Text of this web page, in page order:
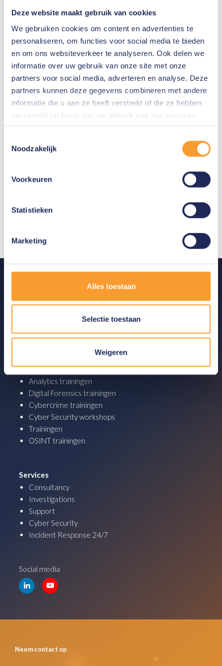
Deze website maakt gebruik van cookies
We gebruiken cookies om content en advertenties te
personaliseren, om functies voor social media te bieden
en om ons websiteverkeer te analyseren. Ook delen we
informatie over uw gebruik van onze site met onze
partners voor social media, adverteren en analyse. Deze
partners kunnen deze gegevens combineren met andere
informatie die u aan ze heeft verstrekt of die ze hebben
verzameld op basis van uw gebruik van hun services.
Noodzakelijk
Voorkeuren
Statistieken
Marketing
Alles toestaan
Selectie toestaan
Weigeren
worden ingezet komen van leveranciers met
jarenlange ervaring en bewezen succes,
waaronderOpenText(Encase)
Neemcontact
op om meer te weten te komen
wat we voor u kunnen betekenen.
OpenText
Analytics producten
OSINT oplossingen
Cryptocurrency producten
Academy
Analytics trainingen
Digital Forensics trainingen
Cybercrime trainingen
Cyber Security workshops
Trainingen
OSINT trainingen
Services
Consultancy
Investigations
Support
Cyber Security
Incident Response 24/7
Social media
Neem contact op